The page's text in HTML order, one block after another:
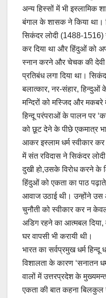
अन्य हिस्सों में भी इस्लामिक
बंगाल के शासक ने किया
सिकंदर लोदी (1488-1516)
कर दिया था और हिंदुओं को
स्नान करने और चेचक की
प्रतिबंध लगा दिया था।
बलात्कार, नर-संहार, हिन्दुओं
मन्दिरों को मस्जिद और
हिन्दू परंपराओं के पालन पर
को छूट देने के पीछे एकमात्र
आकर इस्लाम धर्म स्वीकार
में संत रविदास ने सिकंदर
दुखी हो,उसके विरोध करने
हिंदुओं को एकता का पाठ
आवाज उठाई थी। उन्होंने उस
चुनौती को स्वीकार कर न
अडिग रहने का आत्मबल दिया,
घर वापसी भी करायी थी।
भारत का सर्वप्रमुख धर्म हिन्दू
विशालता के कारण ‘सनातन
वालों में उत्तरप्रदेश के
एकता की बात कहना